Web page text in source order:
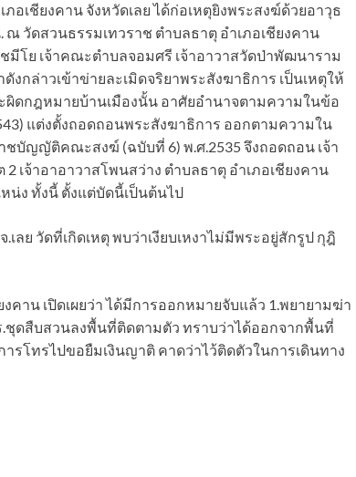
ภอเชียงคาน จังหวัดเลย ได้ก่อเหตุยิงพระสงฆ์ด้วยอาวุธ
ณ วัดสวนธรรมเทวราช ตำบลธาตุ อำเภอเชียงคาน
มีโย เจ้าคณะตำบลจอมศรี เจ้าอาวาสวัดป่าพัฒนาราม
งกล่าวเข้าข่ายละเมิดจริยาพระสังฆาธิการ เป็นเหตุให้
ผิดกฎหมายบ้านเมืองนั้น อาศัยอำนาจตามความในข้อ
แต่งตั้งถอดถอนพระสังฆาธิการ ออกตามความใน
บัญญัติคณะสงฆ์ (ฉบับที่ 6) พ.ศ.2535 จึงถอดถอน เจ้า
เจ้าอาอาวาสโพนสว่าง ตำบลธาตุ อำเภอเชียงคาน
น่ง ทั้งนี้ ตั้งแต่บัดนี้เป็นต้นไป
ลย วัดที่เกิดเหตุ พบว่าเงียบเหงาไม่มีพระอยู่สักรูป กุฎิ
คาน เปิดเผยว่า ได้มีการออกหมายจับแล้ว 1.พยายามฆ่า
ชุดสืบสวนลงพื้นที่ติดตามตัว ทราบว่าได้ออกจากพื้นที่
โทรไปขอยืมเงินญาติ คาดว่าไว้ติดตัวในการเดินทาง